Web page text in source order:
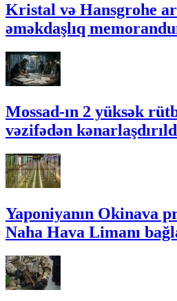
Kristal və Hansgrohe
əməkdaşlıq
Mossad-ın 2 yüksək
vəzifədən
Yaponiyanın Okinava
Naha Hava Limanı